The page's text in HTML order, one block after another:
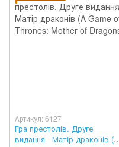
Артикул: 6127
Гра престолів. Друге
видання - Матір драконів (A